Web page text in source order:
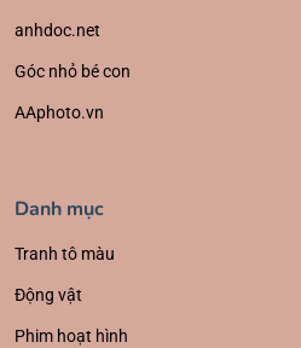
anhdoc.net
Góc nhỏ bé con
AAphoto.vn
Danh mục
Tranh tô màu
Động vật
Phim hoạt hình